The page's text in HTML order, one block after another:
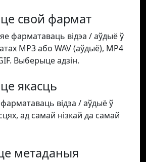
свой фармат
фарматаваць відэа / аўдыё ў
MP3 або WAV (аўдыё), MP4
Выберыце адзін.
якасць
відэа / аўдыё ў
ад самай нізкай да самай
метаданыя